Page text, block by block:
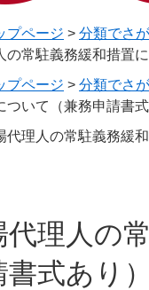
プページ > 分類でさ
の常駐義務緩和措置
プページ > 分類でさ
ついて（兼務申請書式
代理人の常駐義務緩
代理人の
式あり）